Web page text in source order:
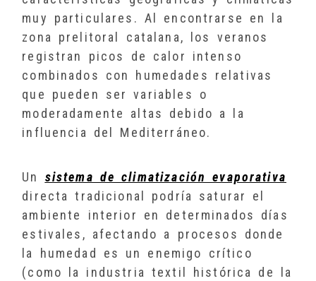
muy particulares. Al encontrarse en la
zona prelitoral catalana, los veranos
registran picos de calor intenso
combinados con humedades relativas
que pueden ser variables o
moderadamente altas debido a la
influencia del Mediterráneo.
Un sistema de climatización evaporativa
directa tradicional podría saturar el
ambiente interior en determinados días
estivales, afectando a procesos donde
la humedad es un enemigo crítico
(como la industria textil histórica de la